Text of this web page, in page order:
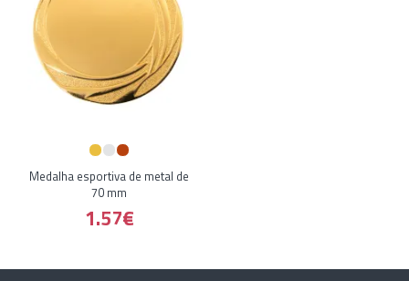
Medalha esportiva de metal de
70 mm
1.57€